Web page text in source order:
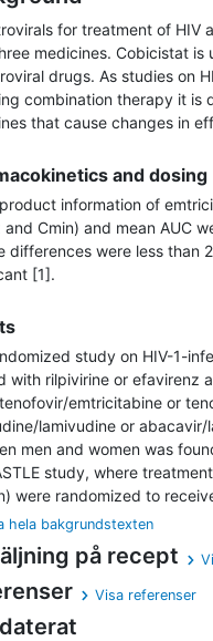
for treatment of HIV
medicines. Cobicistat
drugs. As studies on
combination therapy it is
that cause changes in
and dosing
information of
and Cmin) and mean AUC
differences were less than
[1].
study on HIV-1-
with rilpivirine or efavirenz
emtricitabine or
lamivudine or
men and women was
study, where
were randomized to
hela bakgrundstexten
på recept
Visa referenser